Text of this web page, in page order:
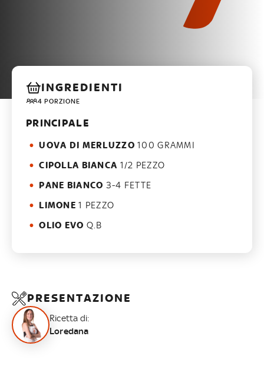
INGREDIENTI
4 PORZIONE
PRINCIPALE
UOVA DI MERLUZZO 100 GRAMMI
CIPOLLA BIANCA 1/2 PEZZO
PANE BIANCO 3-4 FETTE
LIMONE 1 PEZZO
OLIO EVO Q.B
PRESENTAZIONE
Ricetta di:
Loredana